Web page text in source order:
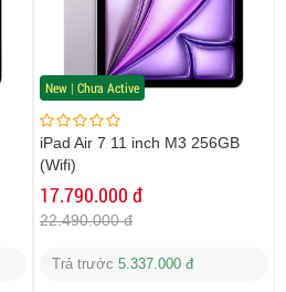
New | Chưa Active
iPad Air 7 11 inch M3 256GB
(Wifi)
17.790.000 đ
22.490.000 đ
Trả trước 5.337.000 đ